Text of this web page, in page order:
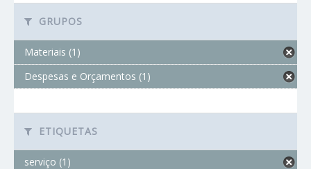
GRUPOS
Materiais (1)
Despesas e Orçamentos (1)
ETIQUETAS
serviço (1)